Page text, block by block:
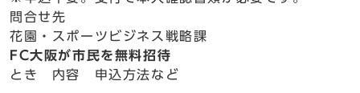
問合せ先
花園・スポーツビジネス戦略課
FC大阪が市民を無料招待
とき 内容 申込方法など